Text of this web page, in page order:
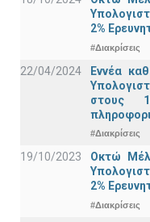
2%
#Διακρίσεις
22/04/2024
Εννέα
στους
#Διακρίσεις
19/10/2023
Οκτώ
2%
#Διακρίσεις